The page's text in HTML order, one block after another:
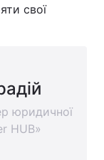
свої
юридичної
HUB»